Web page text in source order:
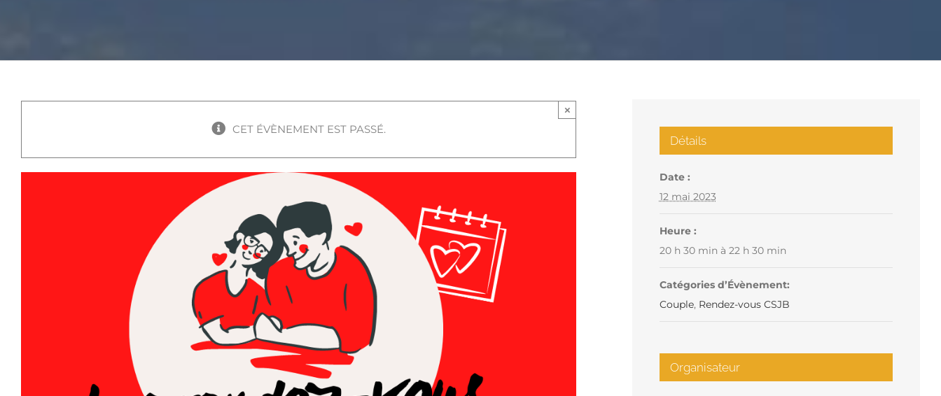
CET ÉVÈNEMENT EST PASSÉ.
×
Détails
Date :
12 mai 2023
Heure :
20 h 30 min à 22 h 30 min
Catégories d’Évènement:
Couple, Rendez-vous CSJB
Organisateur